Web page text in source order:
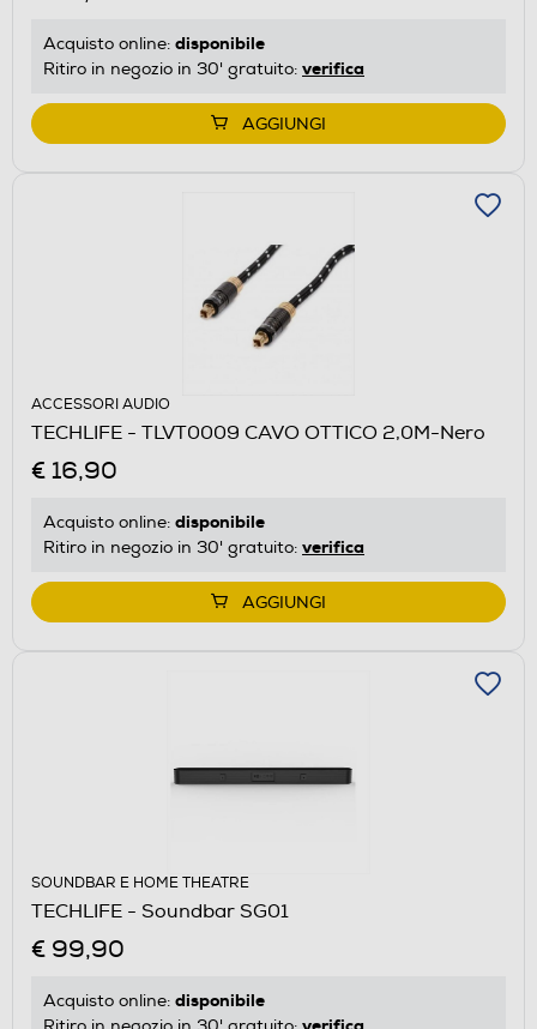
Acquisto online: disponibile
Ritiro in negozio in 30' gratuito: verifica
AGGIUNGI
ACCESSORI AUDIO
TECHLIFE - TLVT0009 CAVO OTTICO 2,0M-Nero
€ 16,90
Acquisto online: disponibile
Ritiro in negozio in 30' gratuito: verifica
AGGIUNGI
SOUNDBAR E HOME THEATRE
TECHLIFE - Soundbar SG01
€ 99,90
Acquisto online: disponibile